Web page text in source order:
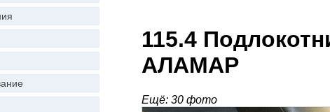
115.4
АЛАМАР
Ещё: 30 фото